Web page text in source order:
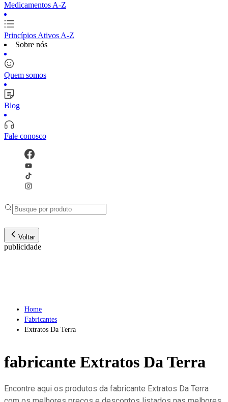
Medicamentos A-Z
Princípios Ativos A-Z
Sobre nós
Quem somos
Blog
Fale conosco
Voltar
publicidade
Home
Fabricantes
Extratos Da Terra
fabricante Extratos Da Terra
Encontre aqui os produtos da fabricante Extratos Da Terra